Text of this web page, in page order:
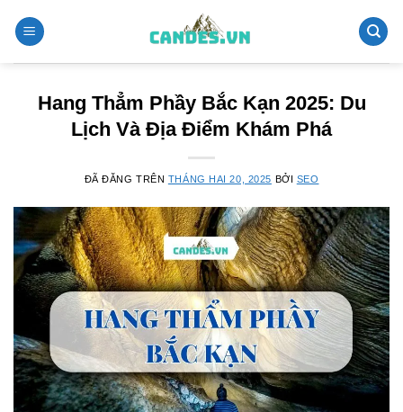
đến
Hang Thẳm Phầy Bắc Kạn 2025: Du
Lịch Và Địa Điểm Khám Phá
ĐÃ ĐĂNG TRÊN THÁNG HAI 20, 2025 BỞI SEO